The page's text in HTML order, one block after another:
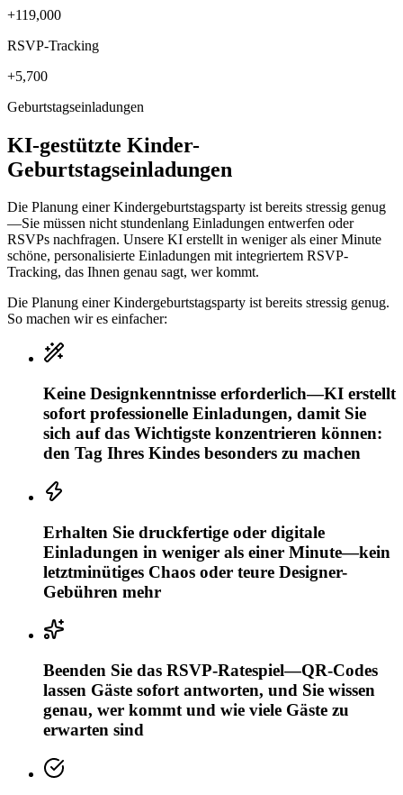
+119,000
RSVP-Tracking
+5,700
Geburtstagseinladungen
KI-gestützte Kinder-
Geburtstagseinladungen
Die Planung einer Kindergeburtstagsparty ist bereits stressig genug
—Sie müssen nicht stundenlang Einladungen entwerfen oder
RSVPs nachfragen. Unsere KI erstellt in weniger als einer Minute
schöne, personalisierte Einladungen mit integriertem RSVP-
Tracking, das Ihnen genau sagt, wer kommt.
Die Planung einer Kindergeburtstagsparty ist bereits stressig genug.
So machen wir es einfacher:
Keine Designkenntnisse erforderlich—KI erstellt
sofort professionelle Einladungen, damit Sie
sich auf das Wichtigste konzentrieren können:
den Tag Ihres Kindes besonders zu machen
Erhalten Sie druckfertige oder digitale
Einladungen in weniger als einer Minute—kein
letztminütiges Chaos oder teure Designer-
Gebühren mehr
Beenden Sie das RSVP-Ratespiel—QR-Codes
lassen Gäste sofort antworten, und Sie wissen
genau, wer kommt und wie viele Gäste zu
erwarten sind